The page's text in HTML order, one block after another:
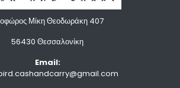
Μίκη Θεοδωράκη 407
56430 Θεσσαλονίκη
Email: